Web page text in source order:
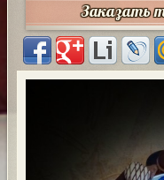
Заказать